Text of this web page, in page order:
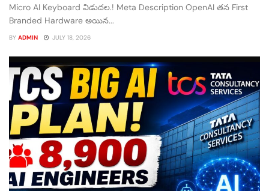
Micro AI Keyboard విడుదల.! Meta Description OpenAI తన First
Branded Hardware అయిన...
BY ADMIN JULY 18, 2026